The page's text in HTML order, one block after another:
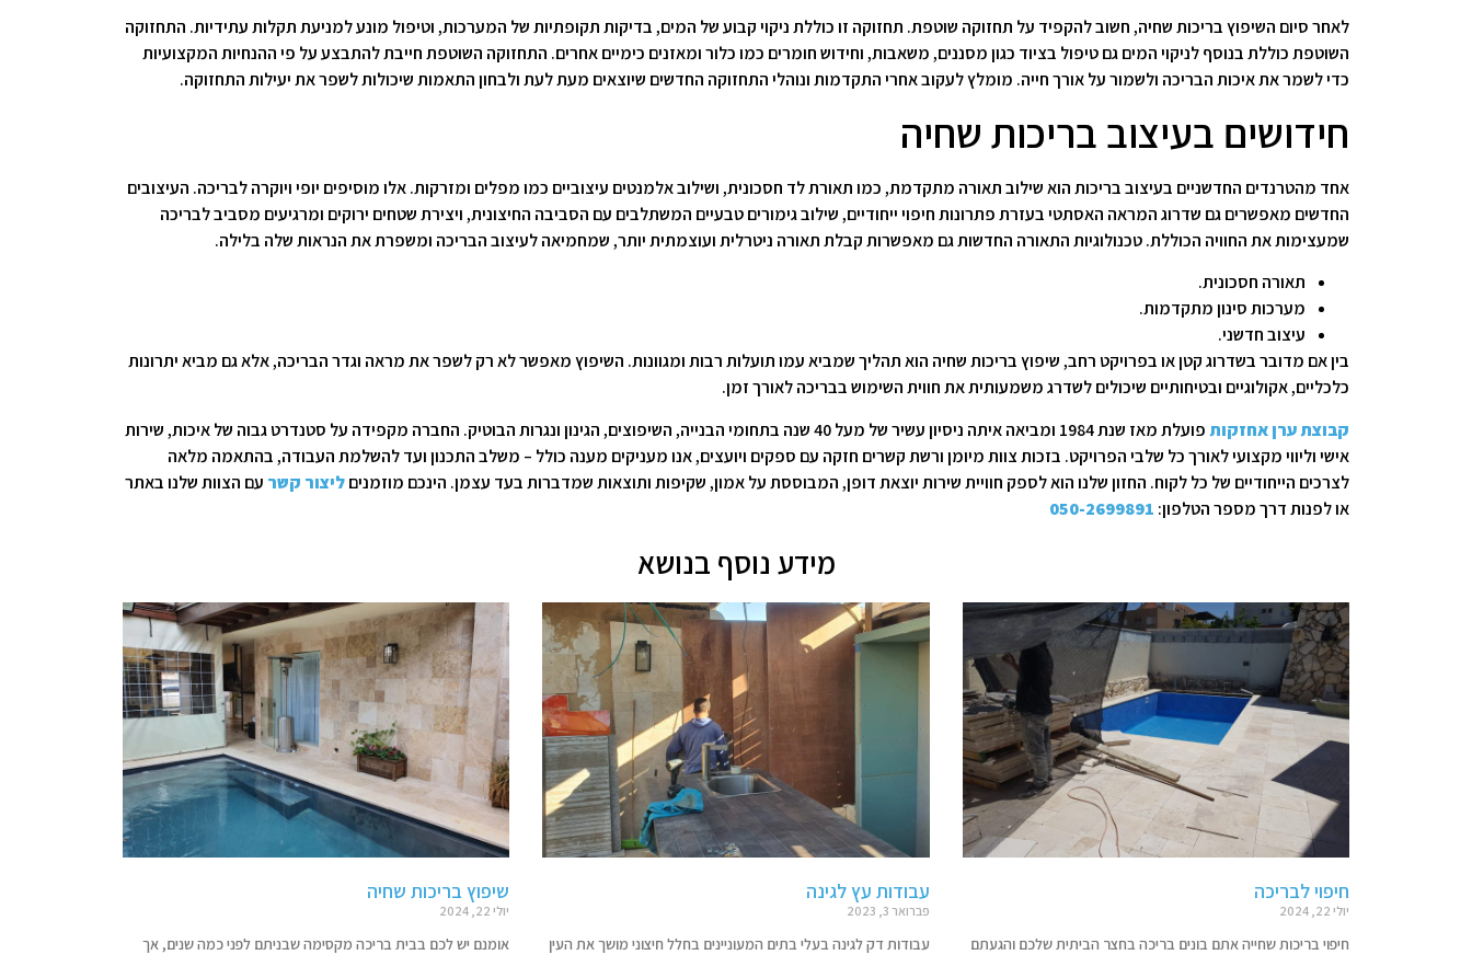
לאחר סיום השיפוץ בריכות שחיה, חשוב להקפיד על תחזוקה שוטפת. תחזוקה זו כוללת ניקוי קבוע של המים, בדיקות תקופתיות של המערכות, וטיפול מונע למניעת תקלות עתידיות. התחזוקה
השוטפת כוללת בנוסף לניקוי המים גם טיפול בציוד כגון מסננים, משאבות, וחידוש חומרים כמו כלור ומאזנים כימיים אחרים. התחזוקה השוטפת חייבת להתבצע על פי ההנחיות המקצועיות
כדי לשמר את איכות הבריכה ולשמור על אורך חייה. מומלץ לעקוב אחרי התקדמות ונוהלי התחזוקה החדשים שיוצאים מעת לעת ולבחון התאמות שיכולות לשפר את יעילות התחזוקה.
חידושים בעיצוב בריכות שחיה
אחד מהטרנדים החדשניים בעיצוב בריכות הוא שילוב תאורה מתקדמת, כמו תאורת לד חסכונית, ושילוב אלמנטים עיצוביים כמו מפלים ומזרקות. אלו מוסיפים יופי ויוקרה לבריכה. העיצובים
החדשים מאפשרים גם שדרוג המראה האסתטי בעזרת פתרונות חיפוי ייחודיים, שילוב גימורים טבעיים המשתלבים עם הסביבה החיצונית, ויצירת שטחים ירוקים ומרגיעים מסביב לבריכה
שמעצימות את החוויה הכוללת. טכנולוגיות התאורה החדשות גם מאפשרות קבלת תאורה ניטרלית ועוצמתית יותר, שמחמיאה לעיצוב הבריכה ומשפרת את הנראות שלה בלילה.
תאורה חסכונית.
מערכות סינון מתקדמות.
עיצוב חדשני.
בין אם מדובר בשדרוג קטן או בפרויקט רחב, שיפוץ בריכות שחיה הוא תהליך שמביא עמו תועלות רבות ומגוונות. השיפוץ מאפשר לא רק לשפר את מראה וגדר הבריכה, אלא גם מביא יתרונות
כלכליים, אקולוגיים ובטיחותיים שיכולים לשדרג משמעותית את חווית השימוש בבריכה לאורך זמן.
קבוצת ערן אחזקות
פועלת מאז שנת 1984 ומביאה איתה ניסיון עשיר של מעל 40 שנה בתחומי הבנייה, השיפוצים, הגינון ונגרות הבוטיק. החברה מקפידה על סטנדרט גבוה של איכות, שירות
אישי וליווי מקצועי לאורך כל שלבי הפרויקט. בזכות צוות מיומן ורשת קשרים חזקה עם ספקים ויועצים, אנו מעניקים מענה כולל – משלב התכנון ועד להשלמת העבודה, בהתאמה מלאה
לצרכים הייחודיים של כל לקוח. החזון שלנו הוא לספק חוויית שירות יוצאת דופן, המבוססת על אמון, שקיפות ותוצאות שמדברות בעד עצמן. הינכם מוזמניםליצור קשר עם הצוות שלנו באתר
או לפנות דרך מספר הטלפון: 050-2699891
מידע נוסף בנושא
חיפוי לבריכה
יולי 22, 2024
חיפוי בריכות שחייה אתם בונים בריכה בחצר הביתית שלכם והגעתם
עבודות עץ לגינה
פברואר 3, 2023
עבודות דק לגינה בעלי בתים המעוניינים בחלל חיצוני מושך את העין
שיפוץ בריכות שחיה
יולי 22, 2024
אומנם יש לכם בבית בריכה מקסימה שבניתם לפני כמה שנים, אך